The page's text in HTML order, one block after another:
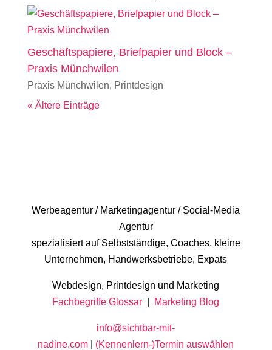
Geschäftspapiere, Briefpapier und Block –
Praxis Münchwilen
Praxis Münchwilen, Printdesign
« Ältere Einträge
Werbeagentur / Marketingagentur / Social-Media
Agentur
spezialisiert auf Selbstständige, Coaches, kleine
Unternehmen, Handwerksbetriebe, Expats
Webdesign, Printdesign und Marketing
Fachbegriffe Glossar
Marketing Blog
info@sichtbar-mit-
nadine.com
(Kennenlern-)Termin auswählen